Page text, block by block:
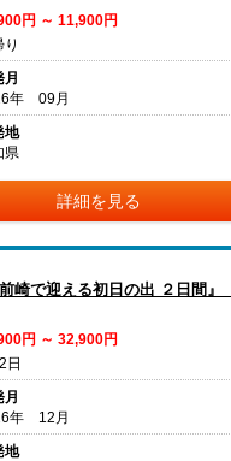
円 ～ 11,900円
り
年 09月
地
県
詳細を見る
前崎で迎える初日の出 ２日間
円 ～ 32,900円
日
年 12月
地